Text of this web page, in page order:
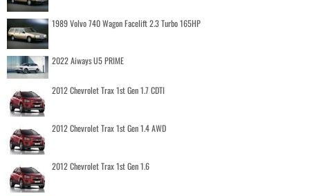
1989 Volvo 740 Wagon Facelift 2.3 Turbo 165HP
2022 Aiways U5 PRIME
2012 Chevrolet Trax 1st Gen 1.7 CDTI
2012 Chevrolet Trax 1st Gen 1.4 AWD
2012 Chevrolet Trax 1st Gen 1.6